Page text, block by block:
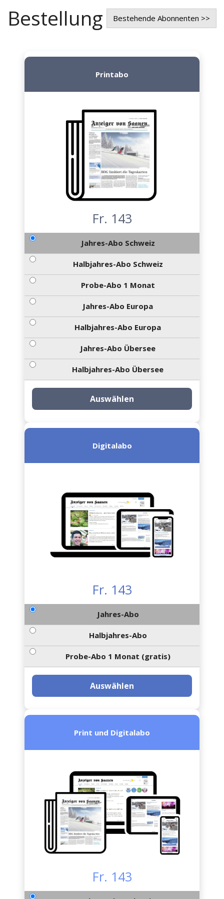
Bestellung Bestehende Abonnenten >>
Printabo
Fr. 143
Jahres-Abo Schweiz
Halbjahres-Abo Schweiz
Probe-Abo 1 Monat
Jahres-Abo Europa
Halbjahres-Abo Europa
Jahres-Abo Übersee
Halbjahres-Abo Übersee
Auswählen
Digitalabo
Fr. 143
Jahres-Abo
Halbjahres-Abo
Probe-Abo 1 Monat (gratis)
Auswählen
Print und Digitalabo
Fr. 143